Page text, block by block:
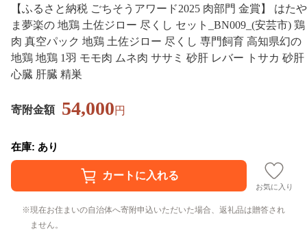
【ふるさと納税 ごちそうアワード2025 肉部門 金賞】 はたや
ま夢楽の 地鶏 土佐ジロー 尽くし セット_BN009_(安芸市) 鶏
肉 真空パック 地鶏 土佐ジロー 尽くし 専門飼育 高知県幻の
地鶏 地鶏 1羽 モモ肉 ムネ肉 ササミ 砂肝 レバー トサカ 砂肝
心臓 肝臓 精巣
寄附金額 54,000円
在庫: あり
お気に入り
現在お住まいの自治体へ寄附申込いただいた場合、返礼品は贈答され
ません。